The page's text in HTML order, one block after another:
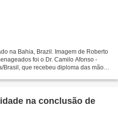
na Bahia, Brazil. Imagem de Roberto
foi o Dr. Camilo Afonso -
que recebeu diploma das mãos
na conclusão de